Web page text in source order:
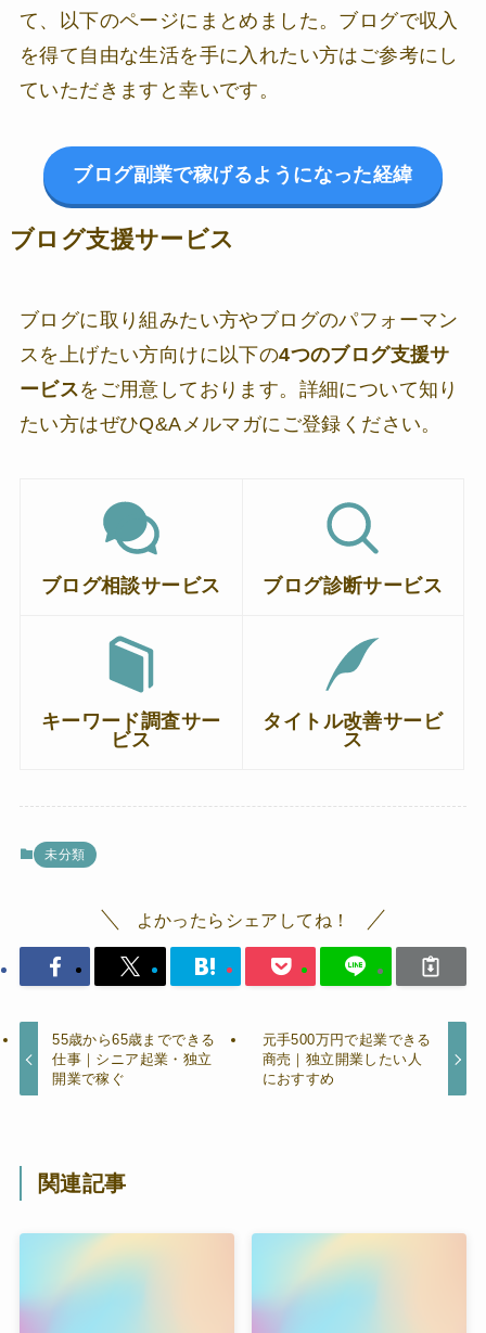
て、以下のページにまとめました。ブログで収入
を得て自由な生活を手に入れたい方はご参考にし
ていただきますと幸いです。
ブログ副業で稼げるようになった経緯
ブログ支援サービス
ブログに取り組みたい方やブログのパフォーマン
スを上げたい方向けに以下の4つのブログ支援サ
ービスをご用意しております。詳細について知り
たい方はぜひQ&Aメルマガにご登録ください。
ブログ相談サービス ブログ診断サービス
キーワード調査サー
ビス
タイトル改善サービ
ス
未分類
よかったらシェアしてね！
55歳から65歳までできる
仕事｜シニア起業・独立
開業で稼ぐ
元手500万円で起業できる
商売｜独立開業したい人
におすすめ
関連記事